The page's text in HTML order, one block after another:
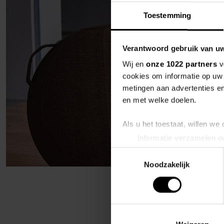
Toestemming
Verantwoord gebruik van
Wij en onze 1022 partners
cookies om informatie op
metingen aan advertenties
en met welke doelen.
Als u het toestaat, willen we
Informatie verzamelen
Uw apparaat
Lees meer over hoe uw
toestemming op elk
websiteverkeer te
Noodzakelijk